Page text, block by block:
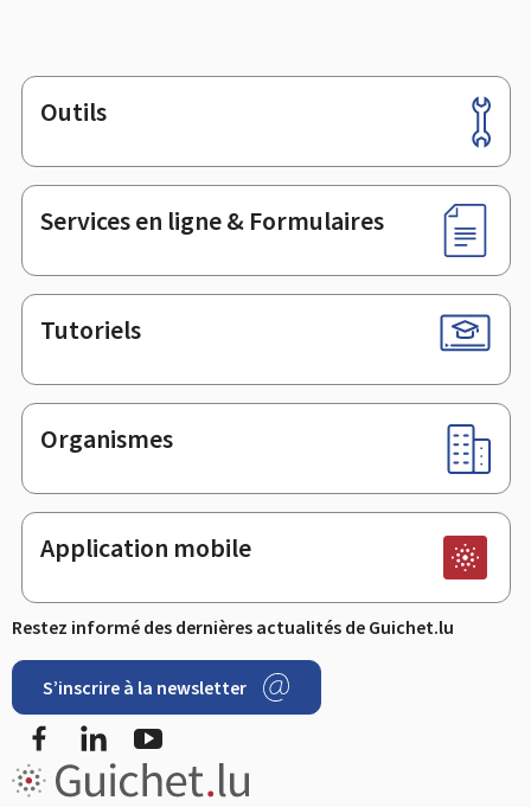
Pied
de
page
Outils
Services en ligne & Formulaires
Tutoriels
Organismes
Application mobile
Restez informé des dernières actualités de Guichet.lu
S’inscrire à la newsletter
FacebookLinkedIn